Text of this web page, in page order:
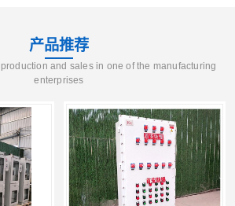
产品推荐
and sales in one of the manufacturing
enterprises